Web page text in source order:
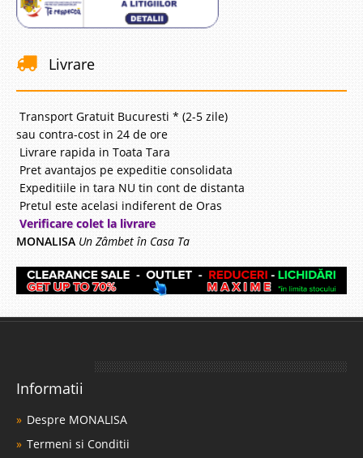
Livrare
Transport Gratuit Bucuresti * (2-5 zile)
sau contra-cost in 24 de ore
Livrare rapida in Toata Tara
Pret avantajos pe expeditie consolidata
Expeditiile in tara NU tin cont de distanta
Pretul este acelasi indiferent de Oras
Verificare colet la livrare
MONALISA Un Zâmbet în Casa Ta
Informatii
Despre MONALISA
Termeni si Conditii